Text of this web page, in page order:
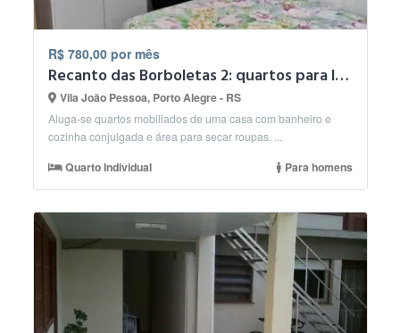
R$ 780,00 por mês
Recanto das Borboletas 2: quartos para locação.
Vila João Pessoa, Porto Alegre - RS
Aluga-se quartos mobiliados de uma casa com banheiro e
cozinha conjulgada e área para secar roupas. ...
Quarto Individual Para homens